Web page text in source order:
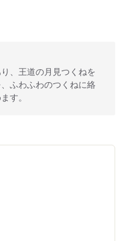
、王道の月見つくねを
ふわふわのつくねに絡
す。